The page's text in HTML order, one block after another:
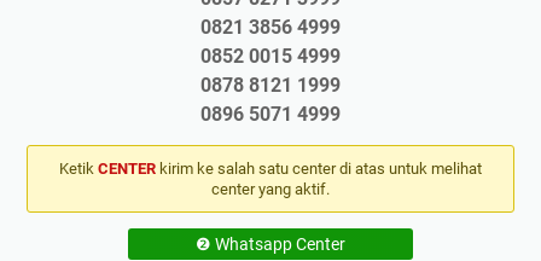
0821 3856 4999
0852 0015 4999
0878 8121 1999
0896 5071 4999
Ketik CENTER kirim ke salah satu center di atas untuk melihat
center yang aktif.
❷ Whatsapp Center